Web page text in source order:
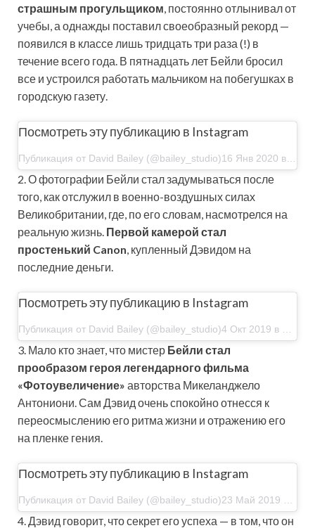
страшным прогульщиком , постоянно отлынивал от
учебы, а однажды поставил своеобразный рекорд —
появился в классе лишь тридцать три раза (!) в
течение всего года. В пятнадцать лет Бейли бросил
все и устроился работать мальчиком на побегушках в
городскую газету.
Посмотреть эту публикацию в Instagram
2. О фотографии Бейли стал задумываться после
того, как отслужил в военно-­воздушных силах
Великобритании, где, по его словам, насмотрелся на
реальную жизнь. Первой камерой стал
простенький Canon , купленный Дэвидом на
последние деньги.
Посмотреть эту публикацию в Instagram
3. Мало кто знает, что мистер Бейли стал
прообразом героя легендарного фильма
«Фотоувеличение» авторства Микеланджело
Антониони. Сам Дэвид очень спокойно отнесся к
переосмыслению его ритма жизни и отражению его
на пленке гения.
Посмотреть эту публикацию в Instagram
4. Дэвид говорит, что секрет его успеха — в том, что он